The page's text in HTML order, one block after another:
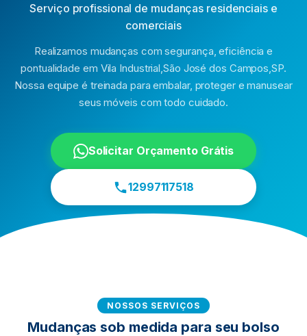
Serviço profissional de mudanças residenciais e
comerciais
Realizamos mudanças com segurança, eficiência e
pontualidade em Vila Industrial,São José dos Campos,SP.
Nossa equipe é treinada para embalar, proteger e manusear
seus móveis com todo cuidado.
Solicitar Orçamento Grátis
12997117518
NOSSOS SERVIÇOS
Mudanças sob medida para seu bolso